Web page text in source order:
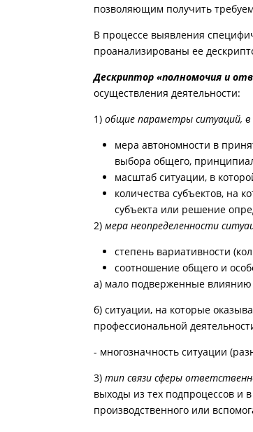
позволяющим получить
В процессе выявления
проанализированы ее
Дескриптор «полномочия и
осуществления деятельности:
1)общие параметры ситуаций,
мера автономности в
выбора общего,
масштаб ситуации, в
количества субъектов, на
субъекта или решение
2)мера неопределенности
степень вариативности
соотношение общего и
а) мало подверженные влиянию
б) ситуации, на которые
профессиональной
- многозначность ситуации
3)тип связи сферы
выходы из тех подпроцессов и
производственного или